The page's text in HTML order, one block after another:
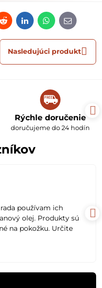
RedditLinkedInWhatsApp
E-
mail
Nasledujúci produkt
Rýchle doručenie
doručujeme do 24 hodín
používam ich
olej. Produkty sú
na pokožku. Určite